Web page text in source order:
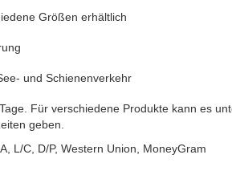
Größen erhältlich
und Schienenverkehr
Für verschiedene Produkte kann es
geben.
L/C, D/P, Western Union, MoneyGram